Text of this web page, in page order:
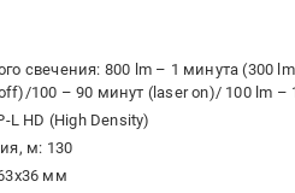
свечения: 800 lm – 1 минута (300
100 – 90 минут (laser on)/ 100 lm
L HD (High Density)
м: 130
мм